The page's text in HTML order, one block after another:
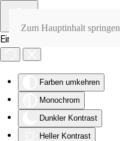
Eingabehilfen öffnen
Farben umkehren
Monochrom
Dunkler Kontrast
Heller Kontrast
Zum Hauptinhalt springen